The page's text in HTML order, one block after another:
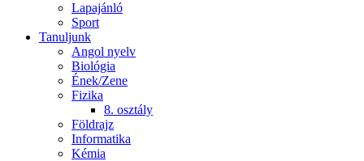
Lapajánló
Sport
Tanuljunk
Angol nyelv
Biológia
Ének/Zene
Fizika
8. osztály
Földrajz
Informatika
Kémia